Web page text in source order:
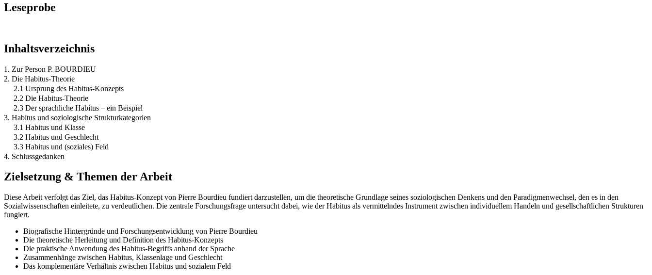
Leseprobe
Inhaltsverzeichnis
1. Zur Person P. BOURDIEU
2. Die Habitus-Theorie
2.1 Ursprung des Habitus-Konzepts
2.2 Die Habitus-Theorie
2.3 Der sprachliche Habitus – ein Beispiel
3. Habitus und soziologische Strukturkategorien
3.1 Habitus und Klasse
3.2 Habitus und Geschlecht
3.3 Habitus und (soziales) Feld
4. Schlussgedanken
Zielsetzung & Themen der Arbeit
Diese Arbeit verfolgt das Ziel, das Habitus-Konzept von Pierre Bourdieu fundiert darzustellen, um die theoretische Grundlage seines soziologischen Denkens und den Paradigmenwechsel, den es in den
Sozialwissenschaften einleitete, zu verdeutlichen. Die zentrale Forschungsfrage untersucht dabei, wie der Habitus als vermittelndes Instrument zwischen individuellem Handeln und gesellschaftlichen Strukturen
fungiert.
Biografische Hintergründe und Forschungsentwicklung von Pierre Bourdieu
Die theoretische Herleitung und Definition des Habitus-Konzepts
Die praktische Anwendung des Habitus-Begriffs anhand der Sprache
Zusammenhänge zwischen Habitus, Klassenlage und Geschlecht
Das komplementäre Verhältnis zwischen Habitus und sozialem Feld